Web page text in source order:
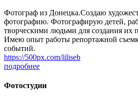
Фотограф из Донецка.Создаю
фотографию. Фотографирую детей,
творческими людьми для создания их
Имею опыт работы репортажной
событий.
https://500px.com/liliseb
подробнее
Фотостудии